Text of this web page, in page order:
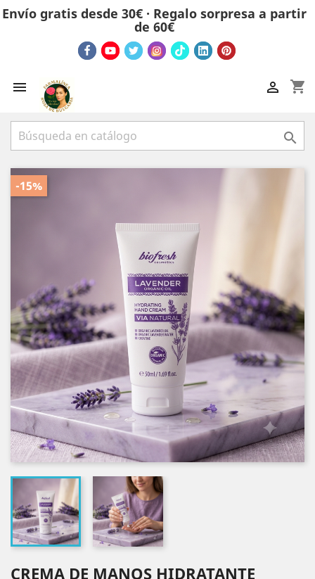
Envío gratis desde 30€ · Regalo sorpresa a partir
de 60€
 shopping_cart


-15%
CREMA DE MANOS HIDRATANTE